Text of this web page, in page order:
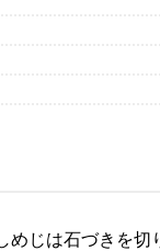
じは石づきを切